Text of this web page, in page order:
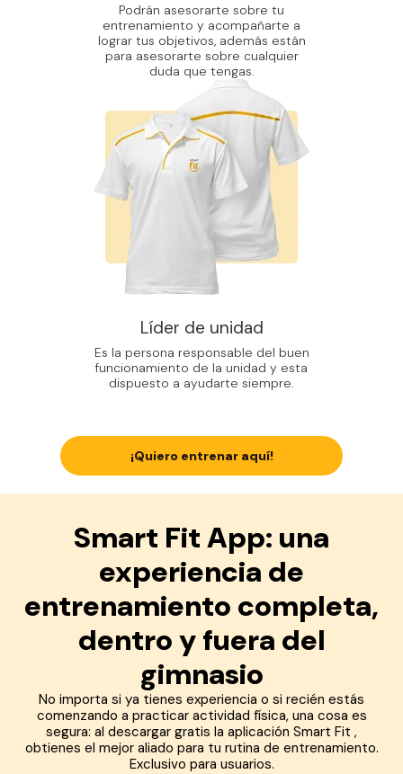
Podrán asesorarte sobre tu
entrenamiento y acompañarte a
lograr tus objetivos, además están
para asesorarte sobre cualquier
duda que tengas.
Líder de unidad
Es la persona responsable del buen
funcionamiento de la unidad y esta
dispuesto a ayudarte siempre.
¡Quiero entrenar aquí!
Smart Fit App: una
experiencia de
entrenamiento completa,
dentro y fuera del
gimnasio
No importa si ya tienes experiencia o si recién estás
comenzando a practicar actividad física, una cosa es
segura: al descargar gratis la aplicación Smart Fit ,
obtienes el mejor aliado para tu rutina de entrenamiento.
Exclusivo para usuarios.